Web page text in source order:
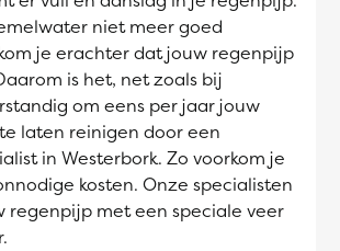
niet meer goed
je erachter dat jouw regenpijp
is het, net zoals bij
om eens per jaar jouw
laten reinigen door een
in Westerbork. Zo voorkom je
kosten. Onze specialisten
regenpijp met een speciale veer